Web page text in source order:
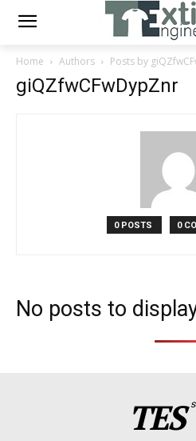
Home Authors Posts by
giQZfwCFwDypZnr
0 POSTS 0
No posts to
TES